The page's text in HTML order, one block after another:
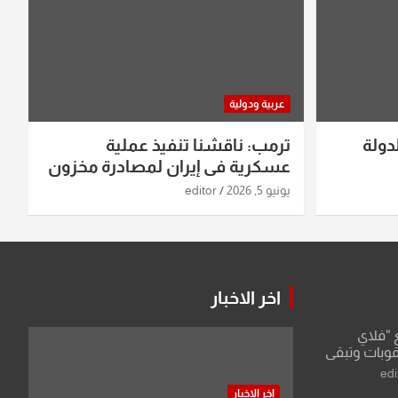
عربية ودولية
ترمب: ناقشنا تنفيذ عملية
عسكرية في إيران لمصادرة مخزون
اليورانيوم
يونيو 5, 2026 editor
“فلاي
وتبقي
اخر الاخبار
اخر الاخبار